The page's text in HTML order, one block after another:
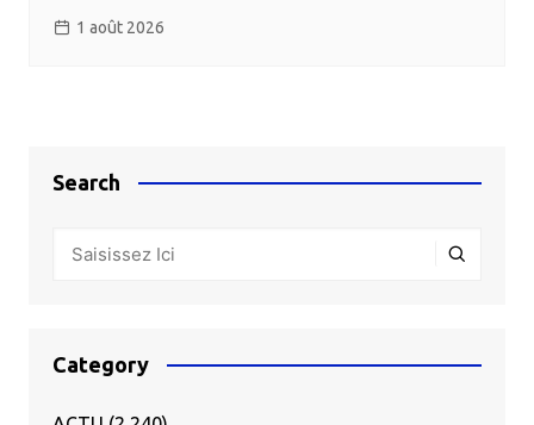
1 août 2026
Search
Category